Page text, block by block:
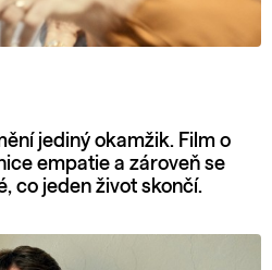
jediný okamžik. Film o
empatie a zároveň se
co jeden život skončí.